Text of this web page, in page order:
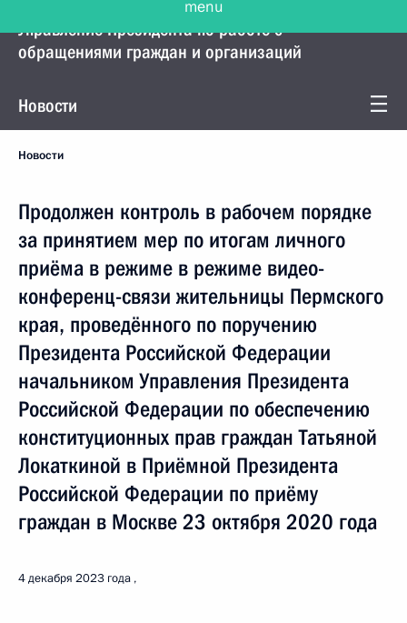
Управление Президента по работе с
обращениями граждан и организаций
Новости
Новости
Продолжен контроль в рабочем порядке
за принятием мер по итогам личного
приёма в режиме в режиме видео-
конференц-связи жительницы Пермского
края, проведённого по поручению
Президента Российской Федерации
начальником Управления Президента
Российской Федерации по обеспечению
конституционных прав граждан Татьяной
Локаткиной в Приёмной Президента
Российской Федерации по приёму
граждан в Москве 23 октября 2020 года
4 декабря 2023 года